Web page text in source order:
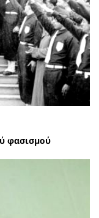
φασισμού